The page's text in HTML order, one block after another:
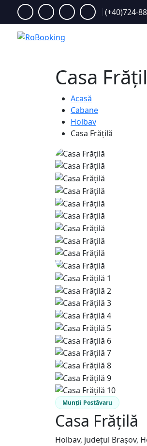
(+40)724-
Casa
Acasă
Cabane
Holbav
Casa Frățilă
Munții Postăvaru
Casa Frățilă
Holbav, județul Brașov,